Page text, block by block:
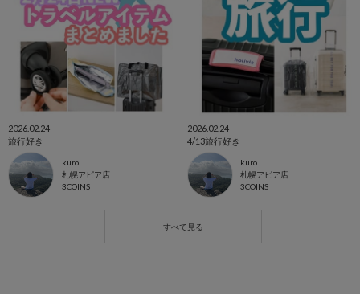
2026.02.24
旅行好き
kuro
札幌アピア店
3COINS
2026.02.24
4/13旅行好き
kuro
札幌アピア店
3COINS